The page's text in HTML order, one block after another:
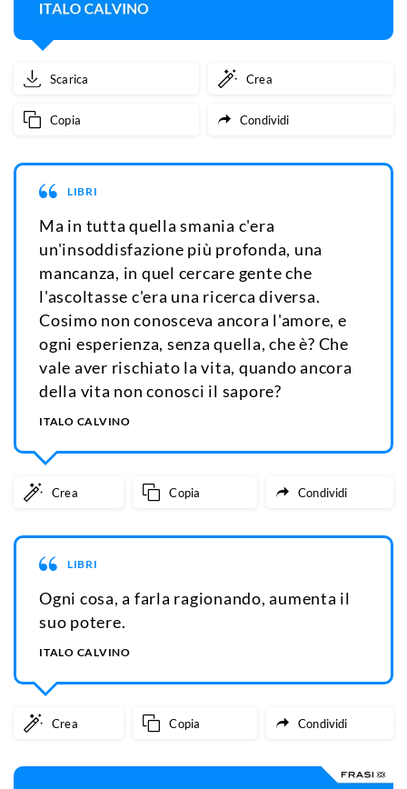
Scarica Crea
Copia Condividi
LIBRI
Ma in tutta quella smania c'era
un'insoddisfazione più profonda, una
mancanza, in quel cercare gente che
l'ascoltasse c'era una ricerca diversa.
Cosimo non conosceva ancora l'amore, e
ogni esperienza, senza quella, che è? Che
vale aver rischiato la vita, quando ancora
della vita non conosci il sapore?
ITALO CALVINO
Crea Copia Condividi
LIBRI
Ogni cosa, a farla ragionando, aumenta il
suo potere.
ITALO CALVINO
Crea Copia Condividi